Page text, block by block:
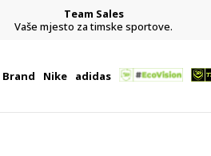
Team Sales
Vaše mjesto za timske sportove.
Brand Nike adidas